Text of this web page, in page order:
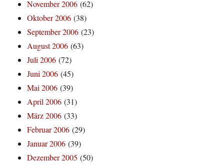
November 2006 (62)
Oktober 2006 (38)
September 2006 (23)
August 2006 (63)
Juli 2006 (72)
Juni 2006 (45)
Mai 2006 (39)
April 2006 (31)
März 2006 (33)
Februar 2006 (29)
Januar 2006 (39)
Dezember 2005 (50)